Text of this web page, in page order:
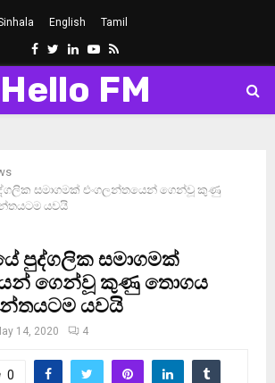
English Tamil
Facebook
Twitter
LinkedinYoutube
Rss
Hello FM
සමාගමක් එංගලන්තයෙන් ගෙන්වූ කුණු
යවයි
පුද්ගලික සමාගමක්
ගෙන්වූ කුණු තොගය
යවයි
14, 2020 4
0